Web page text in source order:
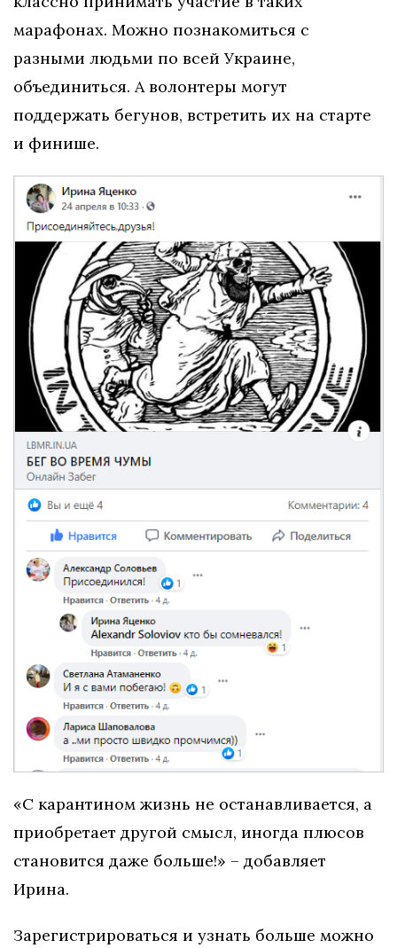
марафонах. Можно познакомиться с
разными людьми по всей Украине,
объединиться. А волонтеры могут
поддержать бегунов, встретить их на старте
и финише.
«С карантином жизнь не останавливается, а
приобретает другой смысл, иногда плюсов
становится даже больше!» – добавляет
Ирина.
Зарегистрироваться и узнать больше можно